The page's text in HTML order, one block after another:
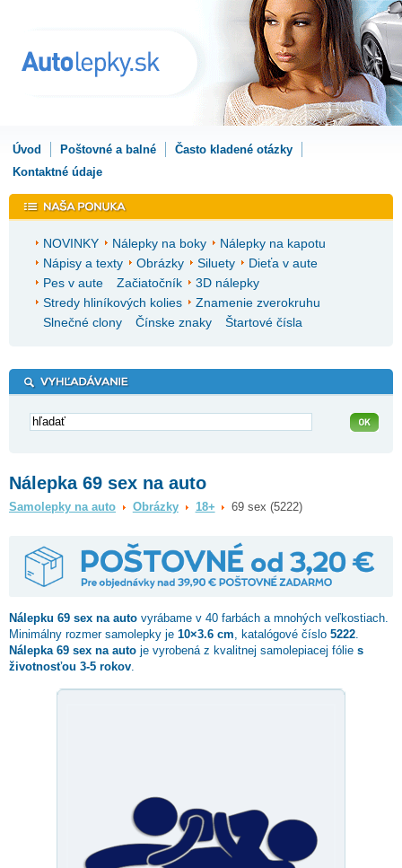
Úvod Poštovné a balné
Často kladené otázky
Kontaktné údaje
NOVINKY Nálepky na boky
Nálepky na kapotu
Nápisy a texty
Obrázky Siluety
Dieťa v aute
Pes v aute
Začiatočník
3D nálepky
Stredy hliníkových kolies
Znamenie zverokruhu
Slnečné clony
Čínske znaky Štartové čísla
Nálepka 69 sex na auto
Samolepky na auto Obrázky 18+ 69 sex (5222)
Nálepku 69 sex na auto vyrábame v 40 farbách a mnohých veľkostiach.
Minimálny rozmer samolepky je 10×3.6 cm , katalógové číslo 5222
Nálepka 69 sex na auto je vyrobená z kvalitnej samolepiacej fólie s
životnosťou 3-5 rokov